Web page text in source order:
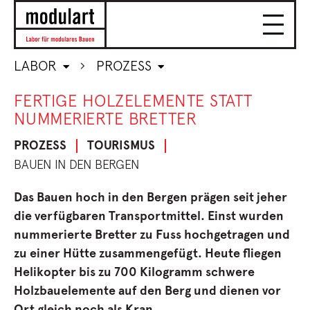
LABOR PROZESS
FERTIGE HOLZELEMENTE STATT
NUMMERIERTE BRETTER
PROZESS TOURISMUS
BAUEN IN DEN BERGEN
Das Bauen hoch in den Bergen prägen seit jeher
die verfügbaren Transportmittel. Einst wurden
nummerierte Bretter zu Fuss hochgetragen und
zu einer Hütte zusammengefügt. Heute fliegen
Helikopter bis zu 700 Kilogramm schwere
Holzbauelemente auf den Berg und dienen vor